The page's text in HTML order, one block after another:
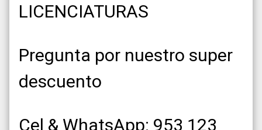
LICENCIATURAS
Pregunta por nuestro super
descuento
Cel & WhatsApp: 953 123